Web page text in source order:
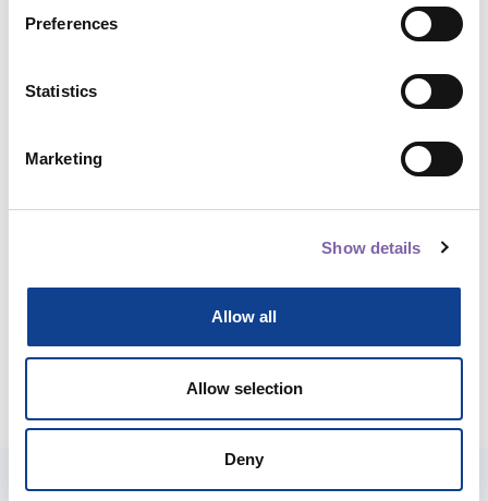
Preferences
Statistics
Marketing
Show details
Allow all
Allow selection
Deny
development
Micro skills: